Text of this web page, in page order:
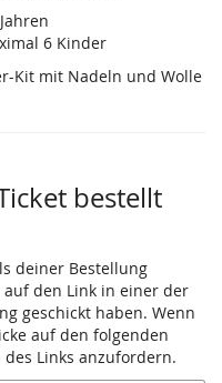
6 Kinder
Kit mit Nadeln und Wolle
bestellt
deiner Bestellung
den Link in einer der
geschickt haben. Wenn
auf den folgenden
Links anzufordern.